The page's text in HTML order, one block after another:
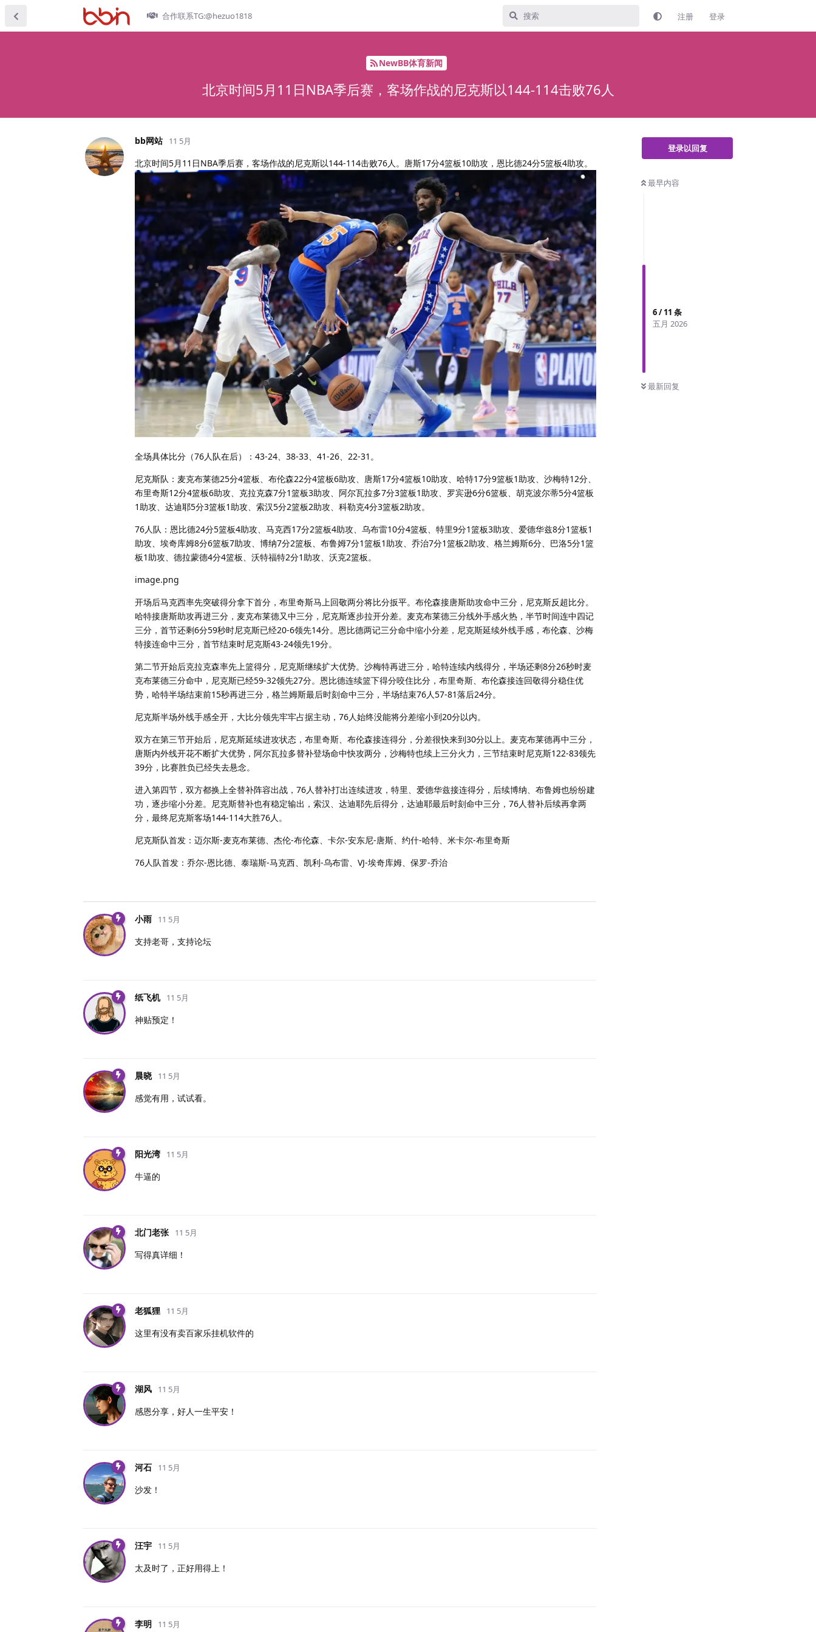
合作联系TG:@hezuo1818 注册 登录
NewBB体育新闻
北京时间5月11日NBA季后赛，客场作战的尼克斯以144-114击败76人
登录以回复
最早内容
6/11 条
五月 2026
最新回复
bb网站 11 5月
北京时间5月11日NBA季后赛，客场作战的尼克斯以144-114击败76人。唐斯17分4篮板10助攻，恩比德24分5篮板4助攻。
全场具体比分（76人队在后）：43-24、38-33、41-26、22-31。
尼克斯队：麦克布莱德25分4篮板、布伦森22分4篮板6助攻、唐斯17分4篮板10助攻、哈特17分9篮板1助攻、沙梅特12分、
布里奇斯12分4篮板6助攻、克拉克森7分1篮板3助攻、阿尔瓦拉多7分3篮板1助攻、罗宾逊6分6篮板、胡克波尔蒂5分4篮板
1助攻、达迪耶5分3篮板1助攻、索汉5分2篮板2助攻、科勒克4分3篮板2助攻。
76人队：恩比德24分5篮板4助攻、马克西17分2篮板4助攻、乌布雷10分4篮板、特里9分1篮板3助攻、爱德华兹8分1篮板1
助攻、埃奇库姆8分6篮板7助攻、博纳7分2篮板、布鲁姆7分1篮板1助攻、乔治7分1篮板2助攻、格兰姆斯6分、巴洛5分1篮
板1助攻、德拉蒙德4分4篮板、沃特福特2分1助攻、沃克2篮板。
image.png
开场后马克西率先突破得分拿下首分，布里奇斯马上回敬两分将比分扳平。布伦森接唐斯助攻命中三分，尼克斯反超比分。
哈特接唐斯助攻再进三分，麦克布莱德又中三分，尼克斯逐步拉开分差。麦克布莱德三分线外手感火热，半节时间连中四记
三分，首节还剩6分59秒时尼克斯已经20-6领先14分。恩比德两记三分命中缩小分差，尼克斯延续外线手感，布伦森、沙梅
特接连命中三分，首节结束时尼克斯43-24领先19分。
第二节开始后克拉克森率先上篮得分，尼克斯继续扩大优势。沙梅特再进三分，哈特连续内线得分，半场还剩8分26秒时麦
克布莱德三分命中，尼克斯已经59-32领先27分。恩比德连续篮下得分咬住比分，布里奇斯、布伦森接连回敬得分稳住优
势，哈特半场结束前15秒再进三分，格兰姆斯最后时刻命中三分，半场结束76人57-81落后24分。
尼克斯半场外线手感全开，大比分领先牢牢占据主动，76人始终没能将分差缩小到20分以内。
双方在第三节开始后，尼克斯延续进攻状态，布里奇斯、布伦森接连得分，分差很快来到30分以上。麦克布莱德再中三分，
唐斯内外线开花不断扩大优势，阿尔瓦拉多替补登场命中快攻两分，沙梅特也续上三分火力，三节结束时尼克斯122-83领先
39分，比赛胜负已经失去悬念。
进入第四节，双方都换上全替补阵容出战，76人替补打出连续进攻，特里、爱德华兹接连得分，后续博纳、布鲁姆也纷纷建
功，逐步缩小分差。尼克斯替补也有稳定输出，索汉、达迪耶先后得分，达迪耶最后时刻命中三分，76人替补后续再拿两
分，最终尼克斯客场144-114大胜76人。
尼克斯队首发：迈尔斯-麦克布莱德、杰伦-布伦森、卡尔-安东尼-唐斯、约什-哈特、米卡尔-布里奇斯
76人队首发：乔尔-恩比德、泰瑞斯-马克西、凯利-乌布雷、VJ-埃奇库姆、保罗-乔治
小雨 11 5月
支持老哥，支持论坛
纸飞机 11 5月
神贴预定！
晨晓 11 5月
感觉有用，试试看。
阳光湾 11 5月
牛逼的
北门老张 11 5月
写得真详细！
老狐狸 11 5月
这里有没有卖百家乐挂机软件的
湖风 11 5月
感恩分享，好人一生平安！
河石 11 5月
沙发！
汪宇 11 5月
太及时了，正好用得上！
李明 11 5月